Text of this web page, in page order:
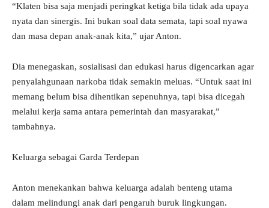
“Klaten bisa saja menjadi peringkat ketiga bila tidak ada upaya
nyata dan sinergis. Ini bukan soal data semata, tapi soal nyawa
dan masa depan anak-anak kita,” ujar Anton.
Dia menegaskan, sosialisasi dan edukasi harus digencarkan agar
penyalahgunaan narkoba tidak semakin meluas. “Untuk saat ini
memang belum bisa dihentikan sepenuhnya, tapi bisa dicegah
melalui kerja sama antara pemerintah dan masyarakat,”
tambahnya.
Keluarga sebagai Garda Terdepan
Anton menekankan bahwa keluarga adalah benteng utama
dalam melindungi anak dari pengaruh buruk lingkungan.